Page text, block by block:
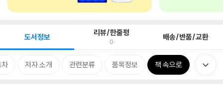
도서정보 리뷰/한줄평
0 배송/반품/교환
저자 소개 관련분류 품목정보 책 속으로